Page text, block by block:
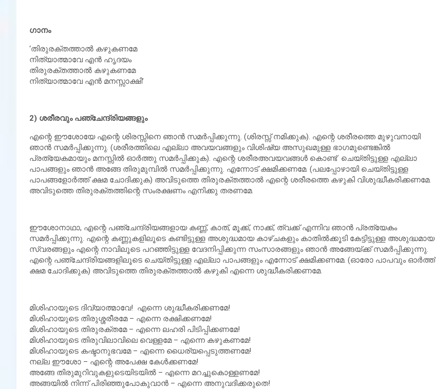
ഗാനം
‘തിരുരക്തത്താല്‍ കഴുകണമേ
നിത്യാത്മാവേ എന്‍ ഹൃദയം
തിരുരക്തത്താല്‍ കഴുകണമേ
നിത്യാത്മാവേ എന്‍ മനസ്സാക്ഷി’
2) ശരീരവും പഞ്ചേന്ദ്രിയങ്ങളും
എന്റെ ഈശോയേ എന്റെ ശിരസ്സിനെ ഞാന്‍ സമര്‍പ്പിക്കുന്നു. (ശിരസ്സ് നമിക്കുക). എന്റെ ശരീരത്തെ മുഴുവനായി
ഞാന്‍ സമര്‍പ്പിക്കുന്നു. (ശരീരത്തിലെ എല്ലാ അവയവങ്ങളും വിശിഷ്യ അസുഖമുള്ള ഭാഗമുണ്ടെങ്കില്‍
പ്രത്യേകമായും മനസ്സില്‍ ഓര്‍ത്തു സമര്‍പ്പിക്കുക). എന്റെ ശരീരഅവയവങ്ങള്‍ കൊണ്ട് ചെയ്തിട്ടുള്ള എല്ലാ
പാപങ്ങളും ഞാന്‍ അങ്ങേ തിരുമുമ്പില്‍ സമര്‍പ്പിക്കുന്നു. എന്നോട് ക്ഷമിക്കണമേ. (പലപ്പോഴായി ചെയ്തിട്ടുള്ള
പാപങ്ങളോര്‍ത്ത് ക്ഷമ ചോദിക്കുക) അവിടുത്തെ തിരുരക്തത്താല്‍ എന്റെ ശരീരത്തെ കഴുകി വിശുദ്ധീകരിക്കണമേ.
അവിടുത്തെ തിരുരക്തത്തിന്റെ സംരക്ഷണം എനിക്കു തരണമേ.
ഈശോനാഥാ, എന്റെ പഞ്ചേന്ദ്രിയങ്ങളായ കണ്ണ്, കാത്, മൂക്ക്, നാക്ക്, ത്വക്ക് എന്നിവ ഞാന്‍ പ്രത്യേകം
സമര്‍പ്പിക്കുന്നു. എന്റെ കണ്ണുകളിലൂടെ കണ്ടിട്ടുള്ള അശുദ്ധമായ കാഴ്ചകളും കാതില്‍ക്കൂടി കേട്ടിട്ടുള്ള അശുദ്ധമായ
സ്വരങ്ങളും എന്റെ നാവിലൂടെ പറഞ്ഞിട്ടുള്ള വേദനിപ്പിക്കുന്ന സംസാരങ്ങളും ഞാന്‍ അങ്ങേയ്ക്ക് സമര്‍പ്പിക്കുന്നു.
എന്റെ പഞ്ചേന്ദ്രിയങ്ങളിലൂടെ ചെയ്തിട്ടുള്ള എല്ലാ പാപങ്ങളും എന്നോട് ക്ഷമിക്കണമേ. (ഓരോ പാപവും ഓര്‍ത്ത്
ക്ഷമ ചോദിക്കുക) അവിടുത്തെ തിരുരക്തത്താല്‍ കഴുകി എന്നെ ശുദ്ധീകരിക്കണമേ.
മിശിഹായുടെ ദിവ്യാത്മാവേ! എന്നെ ശുദ്ധീകരിക്കണമേ!
മിശിഹായുടെ തിരുശ്ശരീരമേ – എന്നെ രക്ഷിക്കണമേ!
മിശിഹായുടെ തിരുരക്തമേ – എന്നെ ലഹരി പിടിപ്പിക്കണമേ!
മിശിഹായുടെ തിരുവിലാവിലെ വെള്ളമേ – എന്നെ കഴുകണമേ!
മിശിഹായുടെ കഷ്ടാനുഭവമേ – എന്നെ ധൈര്യപ്പെടുത്തണമേ!
നല്ല ഈശോ – എന്റെ അപേക്ഷ കേള്‍ക്കണമേ!
അങ്ങേ തിരുമുറിവുകളുടെയിടയില്‍ – എന്നെ മറച്ചുകൊള്ളണമേ!
അങ്ങയില്‍ നിന്ന് പിരിഞ്ഞുപോകുവാന്‍ – എന്നെ അനുവദിക്കരുതെ!